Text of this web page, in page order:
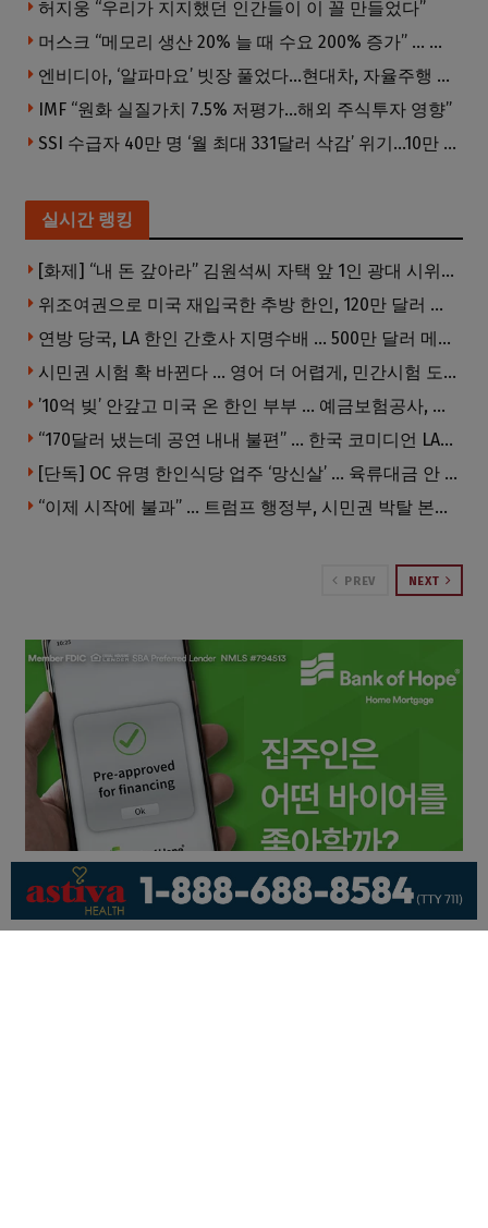
허지웅 “우리가 지지했던 인간들이 이 꼴 만들었다”
머스크 “메모리 생산 20% 늘 때 수요 200% 증가” … 반도체 매출 1조달러 눈 앞
엔비디아, ‘알파마요’ 빗장 풀었다…현대차, 자율주행 속도내나
IMF “원화 실질가치 7.5% 저평가…해외 주식투자 영향”
SSI 수급자 40만 명 ‘월 최대 331달러 삭감’ 위기…10만 명은 수급자격 상실
실시간 랭킹
[화제] “내 돈 갚아라” 김원석씨 자택 앞 1인 광대 시위 … 한인 투자사, “108만 달러 못받아”
위조여권으로 미국 재입국한 추방 한인, 120만 달러 은행 사기 행각
연방 당국, LA 한인 간호사 지명수배 … 500만 달러 메디캐어 사기, 선고 직전 한국 도주
시민권 시험 확 바뀐다 … 영어 더 어렵게, 민간시험 도입 추진
’10억 빚’ 안갚고 미국 온 한인 부부 … 예금보험공사, 미국서 소송
“170달러 냈는데 공연 내내 불편” … 한국 코미디언 LA공연, 음향 불량에 외모 비하 개그 논란
[단독] OC 유명 한인식당 업주 ‘망신살’ … 육류대금 안 갚자 식당서 공개추심
“이제 시작에 불과” … 트럼프 행정부, 시민권 박탈 본격화
PREV NEXT